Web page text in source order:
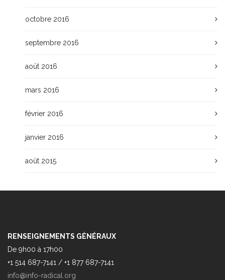
octobre 2016
septembre 2016
août 2016
mars 2016
février 2016
janvier 2016
août 2015
RENSEIGNEMENTS GÉNÉRAUX
De 9h00 à 17h00
+1 514 687-7141 / +1 877 687-7141
info@info-radical.org